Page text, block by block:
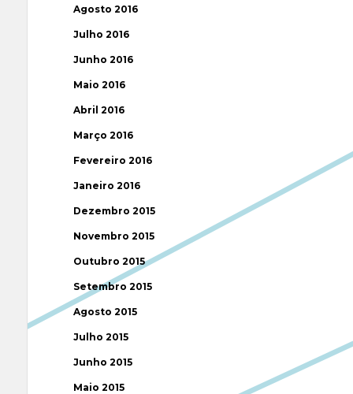
Agosto 2016
Julho 2016
Junho 2016
Maio 2016
Abril 2016
Março 2016
Fevereiro 2016
Janeiro 2016
Dezembro 2015
Novembro 2015
Outubro 2015
Setembro 2015
Agosto 2015
Julho 2015
Junho 2015
Maio 2015